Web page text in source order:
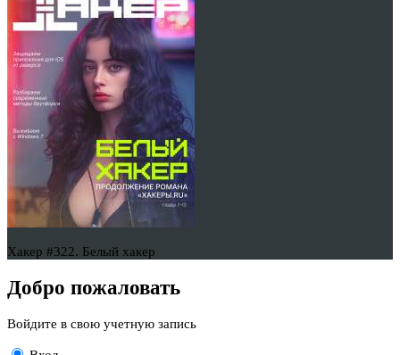
Хакер #322. Белый хакер
Добро пожаловать
Войдите в свою учетную запись